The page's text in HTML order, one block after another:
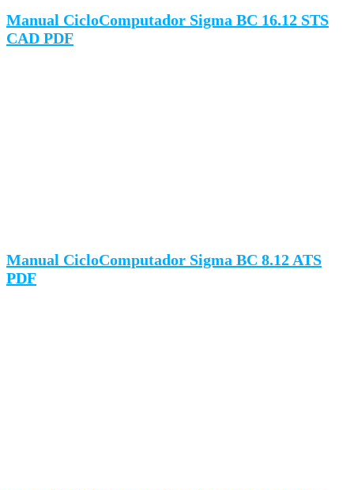
Manual CicloComputador Sigma BC 16.12 STS
CAD PDF
Manual CicloComputador Sigma BC 8.12 ATS
PDF